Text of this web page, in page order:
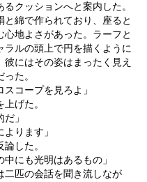
クッションへと案内した。
と綿で作られており、座ると
心地よさがあった。ラーフと
ラルの頭上で円を描くように
彼にはその姿はまったく見え
た。
スコープを見ろよ」
げた。
だ」
よります」
した。
中にも光明はあるもの」
匹の会話を聞き流しなが